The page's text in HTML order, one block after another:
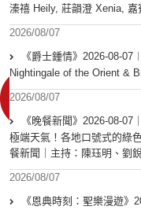
溱禧 Heily, 莊韻澄 Xenia, 嘉
2026/08/07
《爵士鍾情》2026-08-
Nightingale of the Orient &
2026/08/07
《晚餐新聞》2026-08-
極端天氣！各地口號式的綠
餐新聞｜主持：陳珏明、劉
2026/08/07
《恩典時刻：聖樂漫遊》